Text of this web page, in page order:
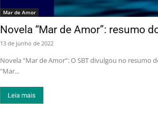
Mar de Amor
Novela “Mar de Amor”: resumo
13 de junho de 2022
Novela “Mar de Amor”: O SBT divulgou no
"Mar...
Leia mais